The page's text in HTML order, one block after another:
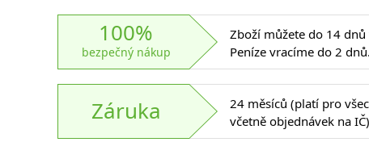
100%
bezpečný nákup
Zboží můžete do 14
Peníze vracíme do 2 dnů.
Záruka
24 měsíců (platí pro
včetně objednávek na IČ)